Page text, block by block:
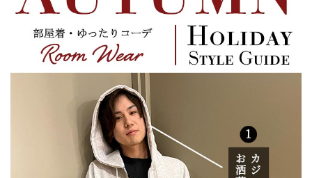
サイズ
S
M
L
XL
XXL
XXXL
32inc
36inc
40inc
KIDS